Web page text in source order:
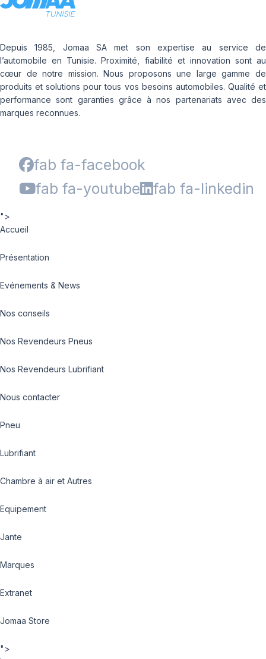
Depuis 1985, Jomaa SA met son expertise au service de
l’automobile en Tunisie. Proximité, fiabilité et innovation sont au
cœur de notre mission. Nous proposons une large gamme de
produits et solutions pour tous vos besoins automobiles. Qualité et
performance sont garanties grâce à nos partenariats avec des
marques reconnues.
fab fa-facebook
fab fa-youtube
fab fa-linkedin
">
Accueil
Présentation
Evénements & News
Nos conseils
Nos Revendeurs Pneus
Nos Revendeurs Lubrifiant
Nous contacter
Pneu
Lubrifiant
Chambre à air et Autres
Equipement
Jante
Marques
Extranet
Jomaa Store
">